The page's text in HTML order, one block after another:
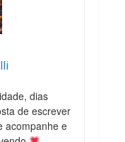
dias
de escrever
acompanhe e